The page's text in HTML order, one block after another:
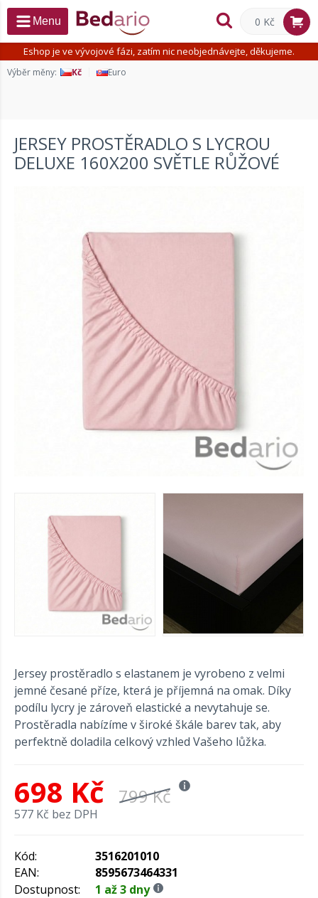
Eshop je ve vývojové fázi, zatím nic neobjednávejte, děkujeme.
Výběr měny: Kč Euro
Menu 0 Kč
JERSEY PROSTĚRADLO S LYCROU
DELUXE 160X200 SVĚTLE RŮŽOVÉ
Jersey prostěradlo s elastanem je vyrobeno z velmi
jemné česané příze, která je příjemná na omak. Díky
podílu lycry je zároveň elastické a nevytahuje se.
Prostěradla nabízíme v široké škále barev tak, aby
perfektně doladila celkový vzhled Vašeho lůžka.
698 Kč 799 Kč
577 Kč bez DPH
Kód:
3516201010
EAN:
8595673464331
Dostupnost:
1 až 3 dny